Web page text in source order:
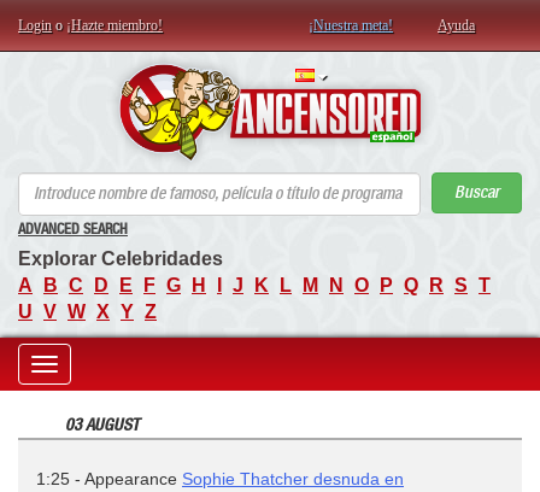
Login o ¡Hazte miembro! ¡Nuestra meta! Ayuda
Buscar
ADVANCED SEARCH
Explorar Celebridades
A
B C D E F G H J K L M N O P Q R S T
U V W X Y Z
Toggle
navigation
03 AUGUST
1:25 - Appearance Sophie Thatcher desnuda en